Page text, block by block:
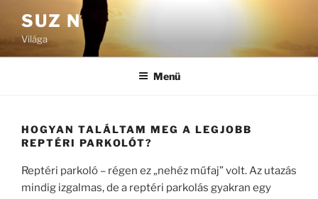
SUZ N
Világa
Menü
HOGYAN TALÁLTAM MEG A LEGJOBB
REPTÉRI PARKOLÓT?
Reptéri parkoló – régen ez „nehéz műfaj” volt. Az utazás
mindig izgalmas, de a reptéri parkolás gyakran egy